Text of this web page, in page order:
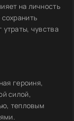
на личность
утраты, чувства
героиня,
силой,
тепловым